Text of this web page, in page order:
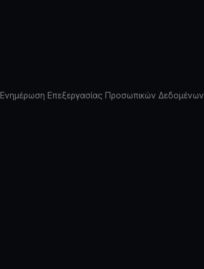
Ενημέρωση Επεξεργασίας Προσωπικών Δεδομένων